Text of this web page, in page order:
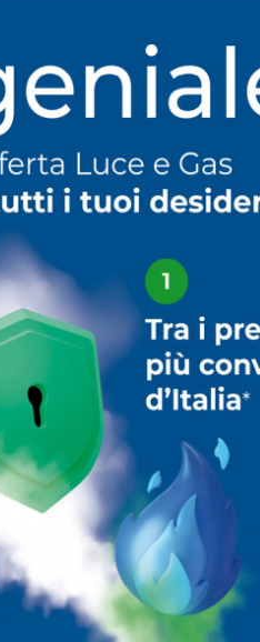
elettori delle sezioni
diritto di voto presso la
dovranno recarsi
primaria di Trestina,
voteranno alla
non potessero lasciare il
di essere accompagnati
il Centro di Salute in via
autorizzato, che sarà a
il Comune
per persone con disabilità
13.00 e dalle ore 16.00
Daniela Salacchi, il
raccomandato per gli
diritto al voto il
per raggiungere il
37.5 gradi.